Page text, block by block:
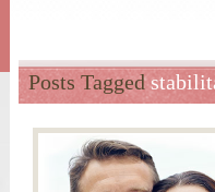
Posts Tagged